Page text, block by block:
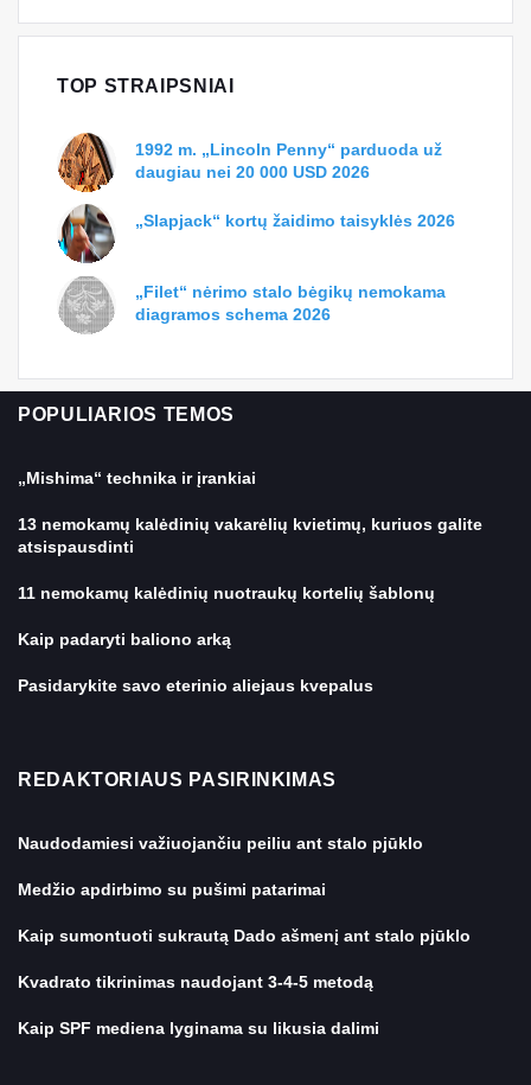
TOP STRAIPSNIAI
1992 m. „Lincoln Penny“ parduoda už
daugiau nei 20 000 USD 2026
„Slapjack“ kortų žaidimo taisyklės 2026
„Filet“ nėrimo stalo bėgikų nemokama
diagramos schema 2026
POPULIARIOS TEMOS
„Mishima“ technika ir įrankiai
13 nemokamų kalėdinių vakarėlių kvietimų, kuriuos galite
atsispausdinti
11 nemokamų kalėdinių nuotraukų kortelių šablonų
Kaip padaryti baliono arką
Pasidarykite savo eterinio aliejaus kvepalus
REDAKTORIAUS PASIRINKIMAS
Naudodamiesi važiuojančiu peiliu ant stalo pjūklo
Medžio apdirbimo su pušimi patarimai
Kaip sumontuoti sukrautą Dado ašmenį ant stalo pjūklo
Kvadrato tikrinimas naudojant 3-4-5 metodą
Kaip SPF mediena lyginama su likusia dalimi